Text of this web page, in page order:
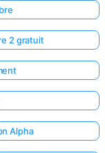
2 gratuit
Alpha